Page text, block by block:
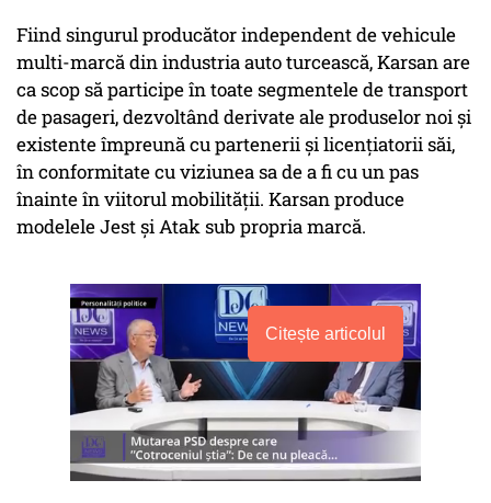
Fiind singurul producător independent de vehicule
multi-marcă din industria auto turcească, Karsan are
ca scop să participe în toate segmentele de transport
de pasageri, dezvoltând derivate ale produselor noi și
existente împreună cu partenerii și licențiatorii săi,
în conformitate cu viziunea sa de a fi cu un pas
înainte în viitorul mobilității. Karsan produce
modelele Jest și Atak sub propria marcă.
Citește articolul